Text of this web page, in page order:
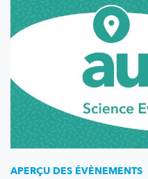
APERÇU DES ÉVÈNEMENTS